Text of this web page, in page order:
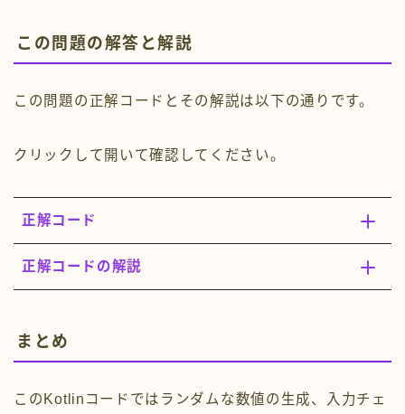
この問題の解答と解説
この問題の正解コードとその解説は以下の通りです。
クリックして開いて確認してください。
正解コード
正解コードの解説
まとめ
このKotlinコードではランダムな数値の生成、入力チェ